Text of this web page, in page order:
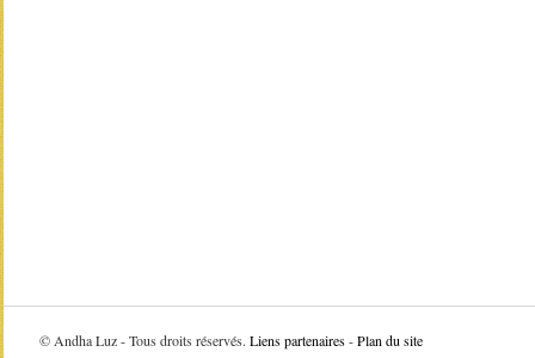
© Andha Luz - Tous droits réservés. Liens partenaires-Plan du site